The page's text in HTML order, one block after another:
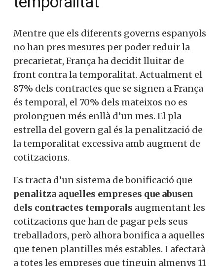
Mentre que els diferents governs espanyols
no han pres mesures per poder reduir la
precarietat, França ha decidit lluitar de
front contra la temporalitat. Actualment el
87% dels contractes que se signen a França
és temporal, el 70% dels mateixos no es
prolonguen més enllà d’un mes. El pla
estrella del govern gal és la penalització de
la temporalitat excessiva amb augment de
cotitzacions.
Es tracta d’un sistema de bonificació que
penalitza aquelles empreses que abusen
dels contractes temporals augmentant les
cotitzacions que han de pagar pels seus
treballadors, però alhora bonifica a aquelles
que tenen plantilles més estables. I afectarà
a totes les empreses que tinguin almenys 11